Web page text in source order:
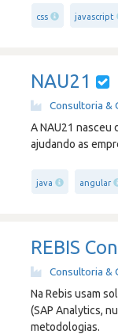
css javascript
NAU21
Consultoria &
A NAU21 nasceu
ajudando as
java angular
REBIS
Consultoria &
Na Rebis usam
(SAP Analytics,
metodologias.